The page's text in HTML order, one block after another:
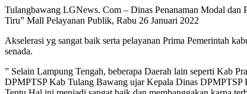
Tulangbawang LGNews. Com – Dinas Penanaman Modal
Tiru” Mall Pelayanan Publik, Rabu 26 Januari 2022
Akselerasi yg sangat baik serta pelayanan Prima Pemerintah
senada.
” Selain Lampung Tengah, beberapa Daerah lain seperti Kab
DPMPTSP Kab Tulang Bawang ujar Kepala Dinas